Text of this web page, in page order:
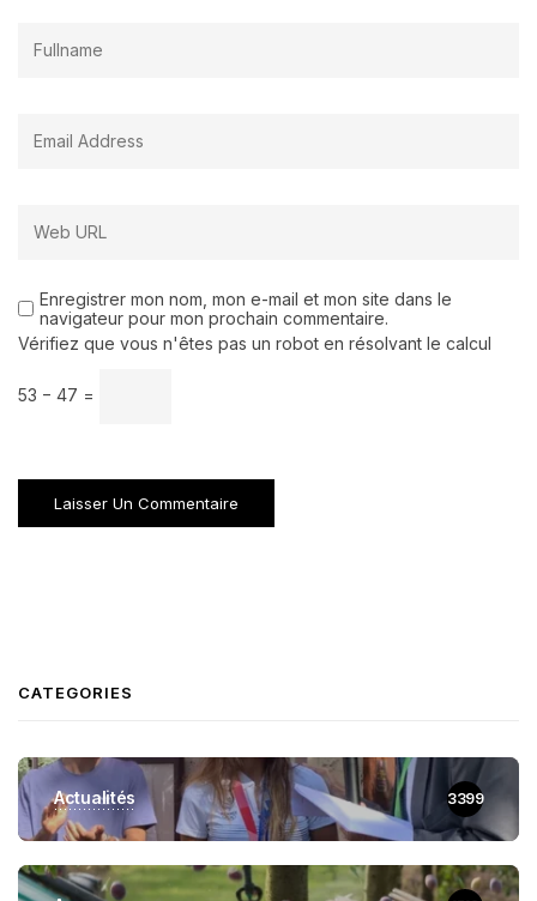
Enregistrer mon nom, mon e-mail et mon site dans le
navigateur pour mon prochain commentaire.
Vérifiez que vous n'êtes pas un robot en résolvant le calcul
53 − 47 =
CATEGORIES
Actualités 3399